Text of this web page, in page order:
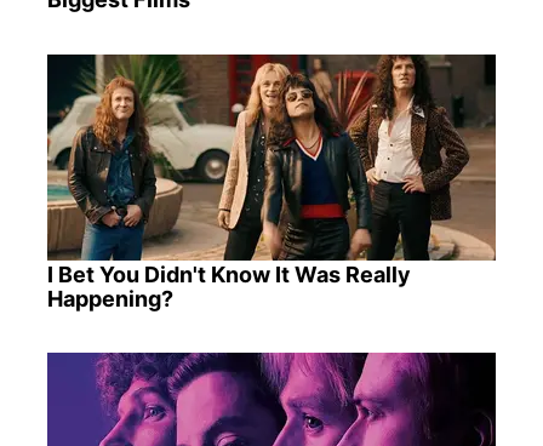
I Bet You Didn't Know It Was Really
Happening?